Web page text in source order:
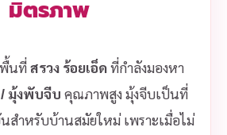
มิตรภาพ
นที่สรวง ร้อยเอ็ดที่กำลังมองหา
มุ้งพับจีบ คุณภาพสูง มุ้งจีบเป็นที่
ำหรับบ้านสมัยใหม่ เพราะเมื่อไม่